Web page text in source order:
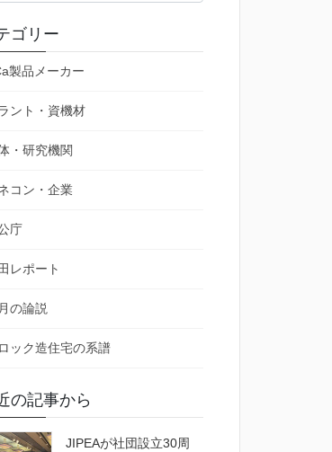
ゴリー
製品メーカー
ント・資機材
・研究機関
コン・企業
庁
レポート
の論説
ック造住宅の系譜
の記事から
JIPEAが社団設立30周